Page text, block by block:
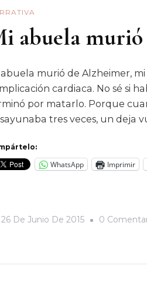
abuela
abuela murió de Alzheimer,
cardiaca. No sé si
por matarlo. Porque
tres veces, un deja
WhatsApp Imprimir
26 De Junio De 2015 0